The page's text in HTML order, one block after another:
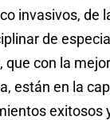
invasivos, de
de
que con la
están en la
exitosos